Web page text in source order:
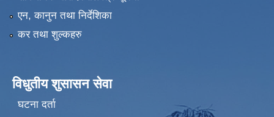
एन, कानुन तथा निर्देशिका
कर तथा शुल्कहरु
विधुतीय शुसासन सेवा
घटना दर्ता